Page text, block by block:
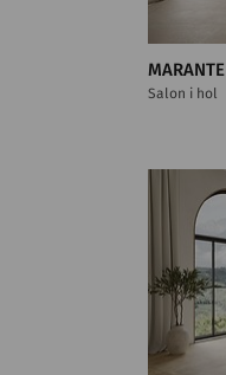
MARANTE
Salon i hol